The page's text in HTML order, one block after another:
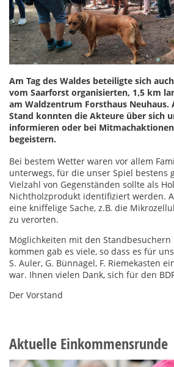
Am Tag des Waldes beteiligte sich
vom Saarforst organisierten, 1,5 km
am Waldzentrum Forsthaus Neuhaus.
Stand konnten die Akteure über sich
informieren oder bei
begeistern.
Bei bestem Wetter waren vor allem
unterwegs, für die unser Spiel bestens
Vielzahl von Gegenständen sollte als
Nichtholzprodukt identifiziert werden.
eine kniffelige Sache, z.B. die
zu verorten.
Möglichkeiten mit den Standbesuchern
kommen gab es viele, so dass es für
S. Auler, G. Bünnagel, F. Riemekasten
war. Ihnen vielen Dank, sich für den
Der Vorstand
Aktuelle Einkommensrunde